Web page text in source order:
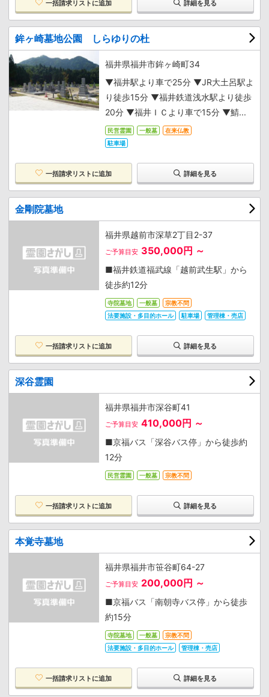
一括請求リストに追加 詳細を見る
鉾ヶ崎墓地公園 しらゆりの杜
福井県福井市鉾ヶ崎町34
▼福井駅より車で25分 ▼JR大土呂駅よ
り徒歩15分 ▼福井鉄道浅水駅より徒歩
20分 ▼福井ＩＣより車で15分 ▼鯖...
民営霊園 一般墓
在来仏教
駐車場
一括請求リストに追加 詳細を見る
金剛院墓地
福井県越前市深草2丁目2-37
ご予算目安 350,000円 ～
■福井鉄道福武線「越前武生駅」から
徒歩約12分
寺院墓地 一般墓
宗教不問
法要施設・多目的ホール
駐車場 管理棟・売店
一括請求リストに追加 詳細を見る
深谷霊園
福井県福井市深谷町41
ご予算目安 410,000円 ～
■京福バス「深谷バス停」から徒歩約
12分
民営霊園 一般墓 宗教不問
一括請求リストに追加 詳細を見る
本覚寺墓地
福井県福井市笹谷町64-27
ご予算目安 200,000円 ～
■京福バス「南朝寺バス停」から徒歩
約15分
寺院墓地 一般墓
宗教不問
法要施設・多目的ホール
管理棟・売店
一括請求リストに追加 詳細を見る